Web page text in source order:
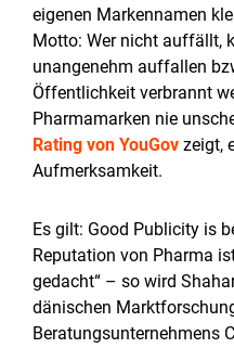
eigenen Markennamen
Motto: Wer nicht auffällt,
unangenehm auffallen
Öffentlichkeit verbrannt
Pharmamarken nie
Rating von YouGov zeigt,
Aufmerksamkeit.
Es gilt: Good Publicity is
Reputation von Pharma
gedacht“ – so wird
dänischen
Beratungsunternehmens